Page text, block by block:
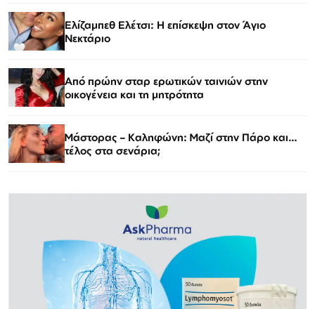
Ελίζαμπεθ Ελέτσι: Η επίσκεψη στον Άγιο
Νεκτάριο
Από πρώην σταρ ερωτικών ταινιών στην
οικογένεια και τη μητρότητα
Μάστορας – Καληφώνη: Μαζί στην Πάρο και…
τέλος στα σενάρια;